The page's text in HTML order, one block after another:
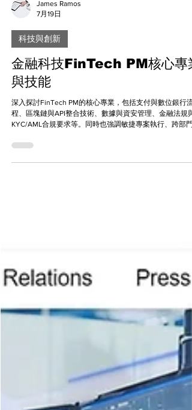
7月19日
科技與創新
金融科技FinTech PM核心專
與技能
深入探討FinTech PM的核心專業，包括支付與數位銀行流
KYC/AML合規要求等。同時也強調敏捷專案執行、跨部門